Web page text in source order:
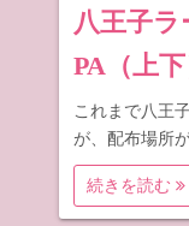
八王子ラ
PA（上
これまで八王
が、配布場所
続きを読む